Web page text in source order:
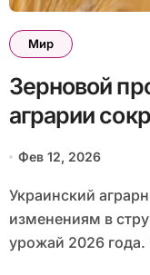
Мир
Зерновой
аграрии
площади
Фев 12, 2026
Украинский аграрный сектор готовится к
изменениям в
урожай 2026 года.